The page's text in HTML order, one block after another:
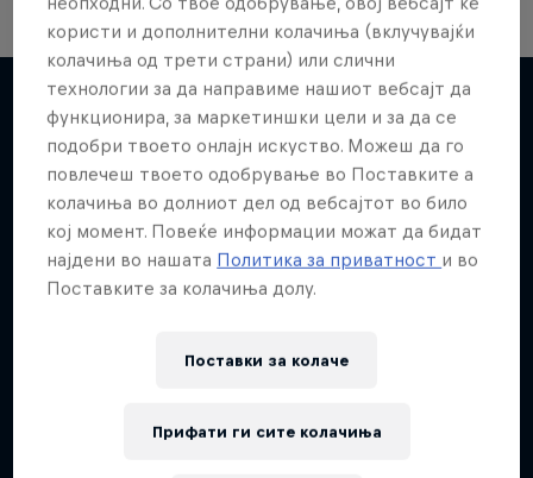
Повеќе слична содржина
Skate Tales
Discover the world of skate with Madars Apse
5 сезони · 27 епизоди
SKATEBOARDING
користи и дополнителни колачиња (вклучувајќи
колачиња од трети страни) или слични
технологии за да направиме нашиот вебсајт да
функционира, за маркетиншки цели и за да се
подобри твоето онлајн искуство. Можеш да го
повлечеш твоето одобрување во Поставките а
колачиња во долниот дел од вебсајтот во било
кој момент. Повеќе информации можат да бидат
најдени во нашата Политика за приватност и во
Поставките за колачиња долу.
Поставки за колачe
Прифати ги сите колачиња